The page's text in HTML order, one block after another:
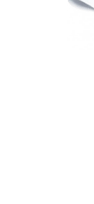
Para